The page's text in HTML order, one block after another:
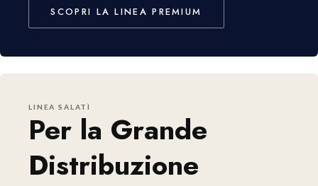
SCOPRI LA LINEA PREMIUM
LINEA SALATÌ
Per la Grande
Distribuzione